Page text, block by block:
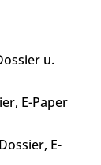
u.
E-Paper
E-